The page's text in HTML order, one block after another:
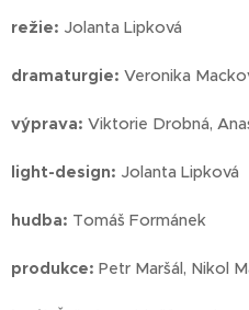
režie: Jolanta Lipková
dramaturgie: Veronika
výprava: Viktorie Drobná,
light-design: Jolanta Lipková
hudba: Tomáš Formánek
produkce: Petr Maršál, Nikol